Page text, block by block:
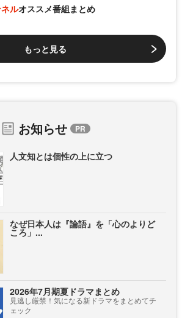
ルオススメ番組まとめ
もっと見る
お知らせ
人文知とは個性の上に立つ
なぜ日本人は『論語』を「心のよりど
ころ」...
2026年7月期夏ドラマまとめ
見逃し厳禁！気になる新ドラマをまとめてチ
ェック